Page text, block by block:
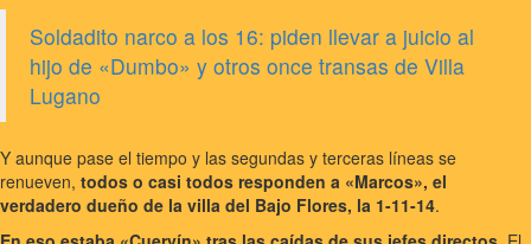
Soldadito narco a los 16: piden llevar a juicio al
hijo de «Dumbo» y otros once transas de Villa
Lugano
Y aunque pase el tiempo y las segundas y terceras líneas se
renueven, todos o casi todos responden a «Marcos», el
verdadero dueño de la villa del Bajo Flores, la 1-11-14.